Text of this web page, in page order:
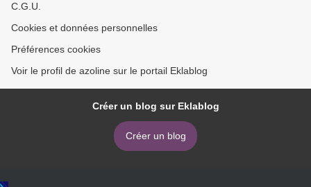
C.G.U.
Cookies et données personnelles
Préférences cookies
Voir le profil de azoline sur le portail Eklablog
Créer un blog sur Eklablog
Créer un blog